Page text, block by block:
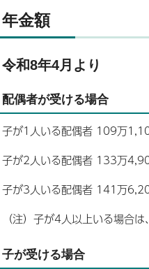
年金額
令和8年4月より
配偶者が受ける場合
子が1人いる配偶者 109万
子が2人いる配偶者 133万
子が3人いる配偶者 141万
（注）子が4人以上いる場合
子が受ける場合